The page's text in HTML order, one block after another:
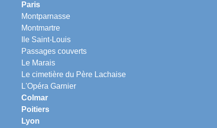
Paris
Montparnasse
Montmartre
Ile Saint-Louis
Passages couverts
Le Marais
Le cimetière du Père Lachaise
L'Opéra Garnier
Colmar
Poitiers
Lyon